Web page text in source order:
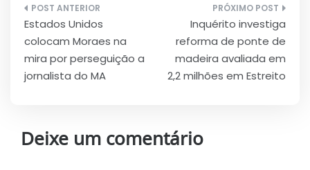
Navegação
de
Post
Estados Unidos
colocam Moraes na
mira por perseguição a
jornalista do MA
Inquérito investiga
reforma de ponte de
madeira avaliada em
2,2 milhões em Estreito
Deixe um comentário